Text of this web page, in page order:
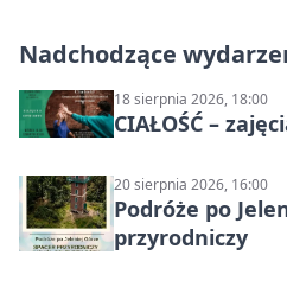
Nadchodzące
18 sierpnia 2026, 18:00
CIAŁOŚĆ –
20 sierpnia 2026, 16:00
Podróże po
przyrodniczy